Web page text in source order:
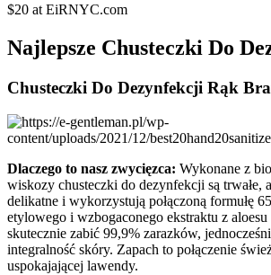
$20 at EiRNYC.com
Najlepsze Chusteczki Do
Chusteczki Do Dezynfekcji Rąk
Dlaczego to nasz zwycięzca: Wykonane z
wiskozy chusteczki do dezynfekcji są trwałe,
delikatne i wykorzystują połączoną formułę
etylowego i wzbogaconego ekstraktu z
skutecznie zabić 99,9% zarazków,
integralność skóry. Zapach to połączenie
uspokajającej lawendy.